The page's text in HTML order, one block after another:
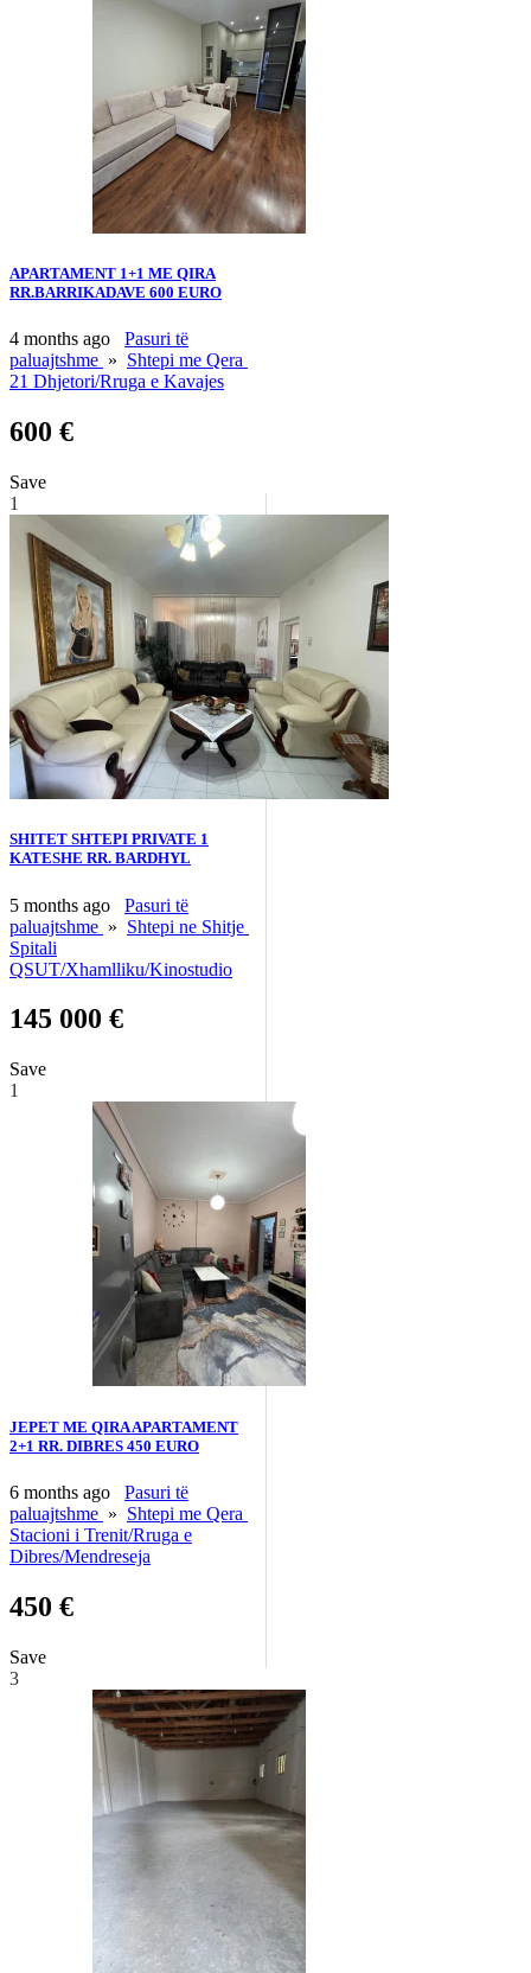
APARTAMENT 1+1 ME QIRA
RR.BARRIKADAVE 600 EURO
4 months ago
Pasuri të
paluajtshme » Shtepi me Qera
21 Dhjetori/Rruga e Kavajes
600 €
Save
1
SHITET SHTEPI PRIVATE 1
KATESHE RR. BARDHYL
5 months ago
Pasuri të
paluajtshme » Shtepi ne Shitje
Spitali
QSUT/Xhamlliku/Kinostudio
145 000 €
Save
1
JEPET ME QIRA APARTAMENT
2+1 RR. DIBRES 450 EURO
6 months ago
Pasuri të
paluajtshme » Shtepi me Qera
Stacioni i Trenit/Rruga e
Dibres/Mendreseja
450 €
Save
3